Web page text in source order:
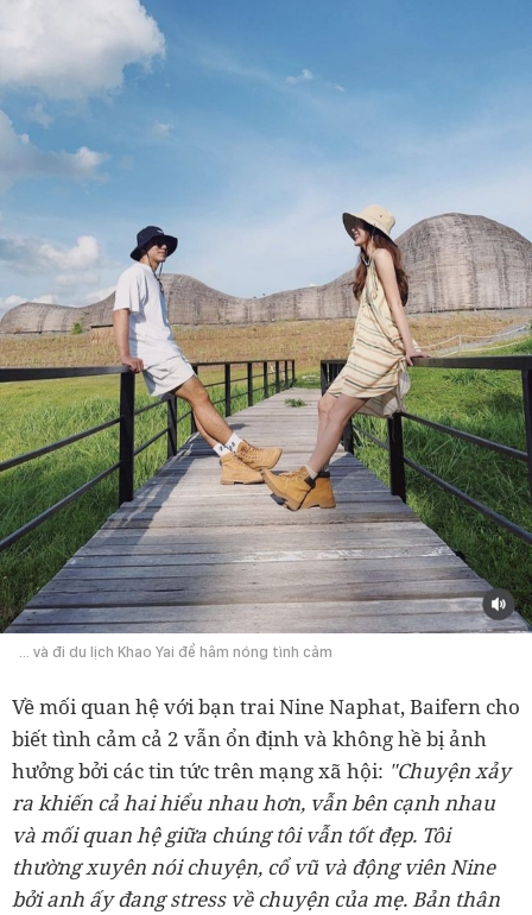
... và đi du lịch Khao Yai để hâm nóng tình cảm
Về mối quan hệ với bạn trai Nine Naphat, Baifern cho
biết tình cảm cả 2 vẫn ổn định và không hề bị ảnh
hưởng bởi các tin tức trên mạng xã hội: "Chuyện xảy
ra khiến cả hai hiểu nhau hơn, vẫn bên cạnh nhau
và mối quan hệ giữa chúng tôi vẫn tốt đẹp. Tôi
thường xuyên nói chuyện, cổ vũ và động viên Nine
bởi anh ấy đang stress về chuyện của mẹ. Bản thân